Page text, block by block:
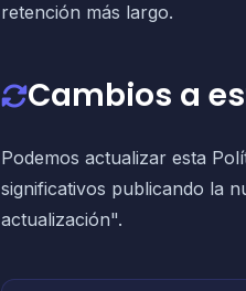
retención más largo.
Cambios a
Podemos actualizar esta
significativos publicando la
actualización".